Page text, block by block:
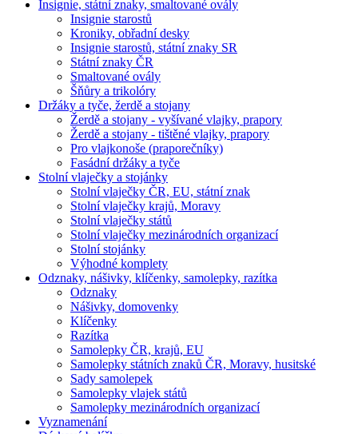
Insignie, státní znaky, smaltované ovály
Insignie starostů
Kroniky, obřadní desky
Insignie starostů, státní znaky SR
Státní znaky ČR
Smaltované ovály
Šňůry a trikolóry
Držáky a tyče, žerdě a stojany
Žerdě a stojany - vyšívané vlajky, prapory
Žerdě a stojany - tištěné vlajky, prapory
Pro vlajkonoše (praporečníky)
Fasádní držáky a tyče
Stolní vlaječky a stojánky
Stolní vlaječky ČR, EU, státní znak
Stolní vlaječky krajů, Moravy
Stolní vlaječky států
Stolní vlaječky mezinárodních organizací
Stolní stojánky
Výhodné komplety
Odznaky, nášivky, klíčenky, samolepky, razítka
Odznaky
Nášivky, domovenky
Klíčenky
Razítka
Samolepky ČR, krajů, EU
Samolepky státních znaků ČR, Moravy, husitské
Sady samolepek
Samolepky vlajek států
Samolepky mezinárodních organizací
Vyznamenání